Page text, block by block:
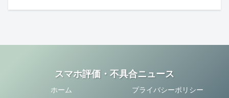
スマホ評価・不具合ニュース
ホーム プライバシーポリシー